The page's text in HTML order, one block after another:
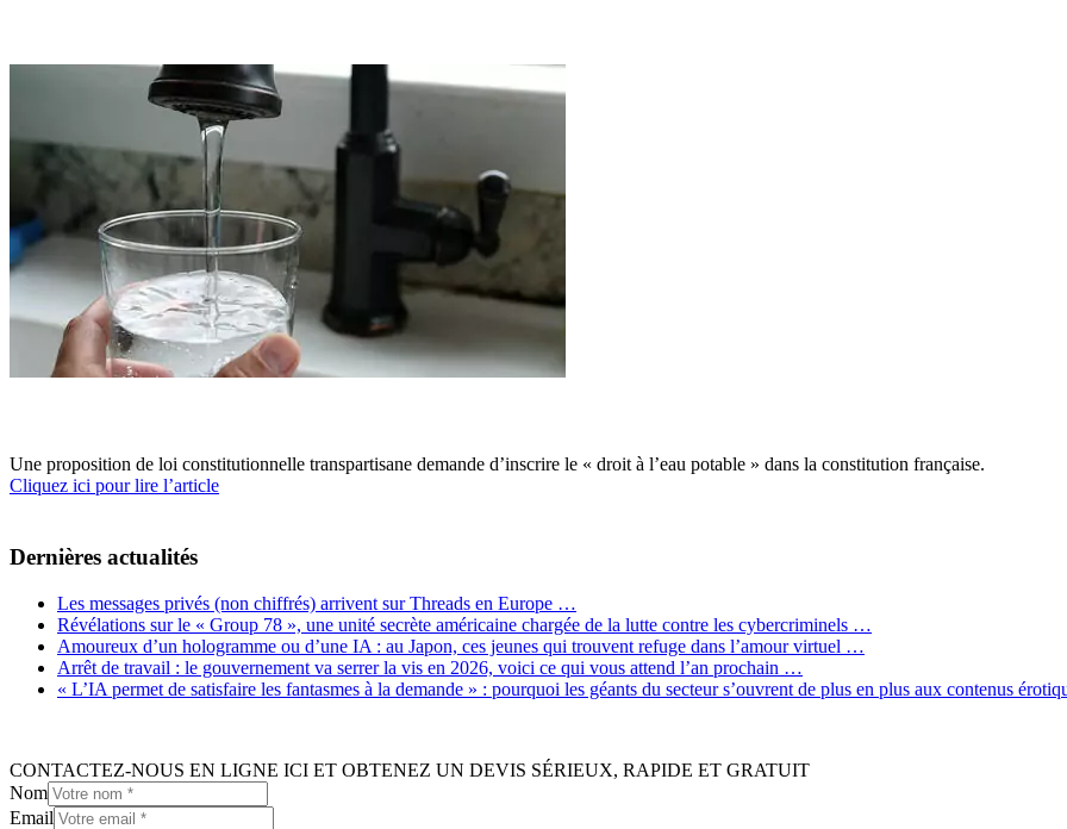
Une proposition de loi constitutionnelle transpartisane demande d’inscrire le « droit à l’eau potable » dans la constitution française.
Cliquez ici pour lire l’article
Dernières actualités
Les messages privés (non chiffrés) arrivent sur Threads en Europe …
Révélations sur le « Group 78 », une unité secrète américaine chargée de la lutte contre les cybercriminels …
Amoureux d’un hologramme ou d’une IA : au Japon, ces jeunes qui trouvent refuge dans l’amour virtuel …
Arrêt de travail : le gouvernement va serrer la vis en 2026, voici ce qui vous attend l’an prochain …
« L’IA permet de satisfaire les fantasmes à la demande » : pourquoi les géants du secteur s’ouvrent de plus en plus aux contenus
CONTACTEZ-NOUS EN LIGNE ICI ET OBTENEZ UN DEVIS SÉRIEUX, RAPIDE ET GRATUIT
Nom
Email